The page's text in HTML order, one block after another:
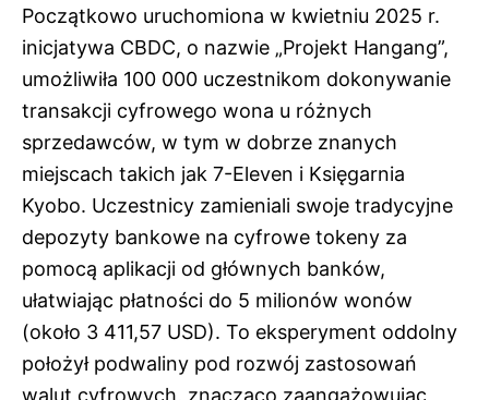
Początkowo uruchomiona w kwietniu 2025 r.
inicjatywa CBDC, o nazwie „Projekt Hangang”,
umożliwiła 100 000 uczestnikom dokonywanie
transakcji cyfrowego wona u różnych
sprzedawców, w tym w dobrze znanych
miejscach takich jak 7-Eleven i Księgarnia
Kyobo. Uczestnicy zamieniali swoje tradycyjne
depozyty bankowe na cyfrowe tokeny za
pomocą aplikacji od głównych banków,
ułatwiając płatności do 5 milionów wonów
(około 3 411,57 USD). To eksperyment oddolny
położył podwaliny pod rozwój zastosowań